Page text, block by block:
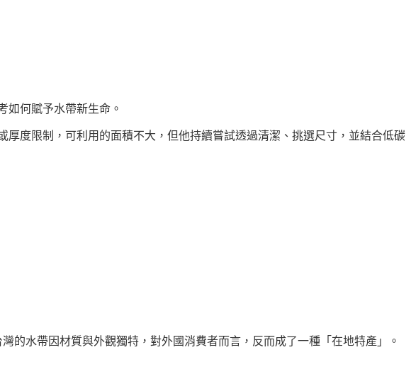
如何賦予水帶新生命。
度限制，可利用的面積不大，但他持續嘗試透過清潔、挑選尺寸，並結合低碳
的水帶因材質與外觀獨特，對外國消費者而言，反而成了一種「在地特產」。